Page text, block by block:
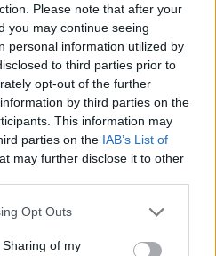
Please note that after your
you may continue seeing
personal information utilized by
to third parties prior to
opt-out of the further
by third parties on the
This information may
parties on the IAB’s List of
may further disclose it to other
app uses one or more Google
behaviour. You may click to
Opt Outs
of my
Δένδιας, ο οποίος
στη Μέση Ανατολή
για την Ελλάδα το
τις ΗΠΑ